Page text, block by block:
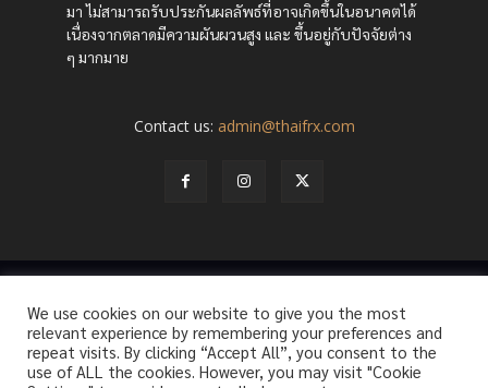
มา ไม่สามารถรับประกันผลลัพธ์ที่อาจเกิดขึ้นในอนาคตได้
เนื่องจากตลาดมีความผันผวนสูง และ ขึ้นอยู่กับปัจจัยต่าง
ๆ มากมาย
Contact us: admin@thaifrx.com
HOME ANALYSIS BY THAIFRX NEWSTODAY
CRYPTO
KNOWLEDGE
We use cookies on our website to give you the most
relevant experience by remembering your preferences and
repeat visits. By clicking “Accept All”, you consent to the
use of ALL the cookies. However, you may visit "Cookie